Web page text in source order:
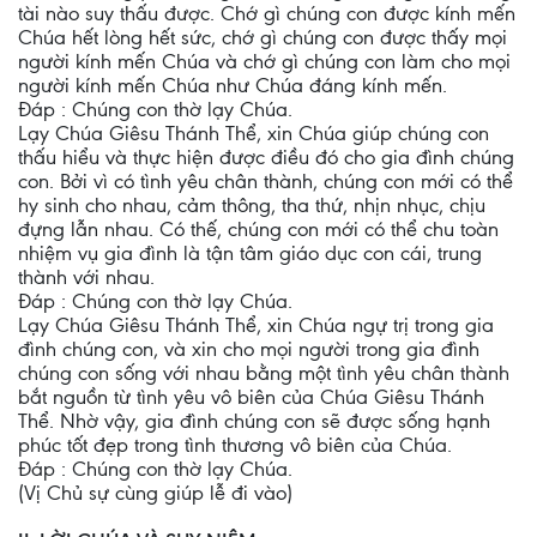
tài nào suy thấu được. Chớ gì chúng con được kính mến
Chúa hết lòng hết sức, chớ gì chúng con được thấy mọi
người kính mến Chúa và chớ gì chúng con làm cho mọi
người kính mến Chúa như Chúa đáng kính mến.
Đáp : Chúng con thờ lạy Chúa.
Lạy Chúa Giêsu Thánh Thể, xin Chúa giúp chúng con
thấu hiểu và thực hiện được điều đó cho gia đình chúng
con. Bởi vì có tình yêu chân thành, chúng con mới có thể
hy sinh cho nhau, cảm thông, tha thứ, nhịn nhục, chịu
đựng lẫn nhau. Có thế, chúng con mới có thể chu toàn
nhiệm vụ gia đình là tận tâm giáo dục con cái, trung
thành với nhau.
Đáp : Chúng con thờ lạy Chúa.
Lạy Chúa Giêsu Thánh Thể, xin Chúa ngự trị trong gia
đình chúng con, và xin cho mọi người trong gia đình
chúng con sống với nhau bằng một tình yêu chân thành
bắt nguồn từ tình yêu vô biên của Chúa Giêsu Thánh
Thể. Nhờ vậy, gia đình chúng con sẽ được sống hạnh
phúc tốt đẹp trong tình thương vô biên của Chúa.
Đáp : Chúng con thờ lạy Chúa.
(Vị Chủ sự cùng giúp lễ đi vào)